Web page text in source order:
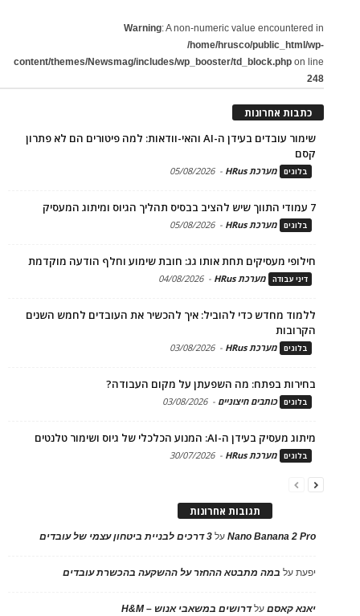
Warning: A non-numeric value encountered in
/home/hrusco/public_html/wp-
content/themes/Newsmag/includes/wp_booster/td_block.php on line
248
כתבות אחרונות
שימור עובדים בעידן ה-AI והאי-וודאות: למה פיטורים הם לא פתרון
קסם
בלוגים מערכת HRus -
05/08/2026
7 עמודי התווך שיש להציב בבסיס תהליך הגיוס ומיתוג המעסיק
בלוגים מערכת HRus -
05/08/2026
חילופי מעסיקים תחת אותו גג: חובת שימוע וחלף הודעה מוקדמת
דיני עבודה מערכת HRus -
04/08/2026
ללמוד מחדש כדי להוביל: איך להכשיר את העובדים לחמש השנים
הקרובות
בלוגים מערכת HRus -
03/08/2026
בחירות בפתח: מה השפעתן על מקום העבודה?
בלוגים כותבים חיצוניים -
03/08/2026
מיתוג מעסיק בעידן ה-AI: המנוע הכלכלי של גיוס ושימור טלנטים
בלוגים מערכת HRus -
30/07/2026
תגובות אחרונות
Nano Banana 2 Proעל 3 דרכים לבניית ביטחון עצמי של עובדים
יפעתעל במה מתבטא ההחזר על ההשקעה בהכשרת עובדים
יאנא קאסםעלדרושים במשאבי אנוש – H&M